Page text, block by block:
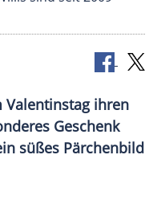
Valentinstag ihren
Geschenk
süßes Pärchenbild